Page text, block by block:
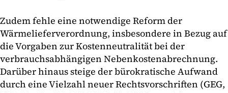
Zudem fehle eine notwendige Reform der
Wärmelieferverordnung, insbesondere in Bezug auf
die Vorgaben zur Kostenneutralität bei der
verbrauchsabhängigen Nebenkostenabrechnung.
Darüber hinaus steige der bürokratische Aufwand
durch eine Vielzahl neuer Rechtsvorschriften (GEG,